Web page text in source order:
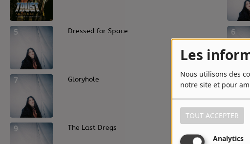
Les
Nous utilisons des
notre site et pour
TOUT ACCEPTER
Analytics
5 Dressed for Space 6
7 Gloryhole 8
9 The Last Dregs